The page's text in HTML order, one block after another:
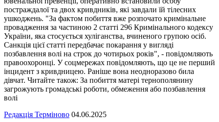
постраждалої та двох кривдників, які завдали їй тілесних
ушкоджень. "За фактом побиття вже розпочато кримінальне
провадження за частиною 2 статті 296 Кримінального кодексу
України, яка стосується хуліганства, вчиненого групою осіб.
Санкція цієї статті передбачає покарання у вигляді
позбавлення волі на строк до чотирьох років", - повідомляють
правоохоронці. У соцмережах повідомляють, що це не перший
інцидент з кривдницею. Раніше вона неодноразово била
дівчат. Читайте також: За побиття матері тернополянину
загрожують громадські роботи, обмеження або позбавлення
волі
Редакція Терміново 04.06.2025